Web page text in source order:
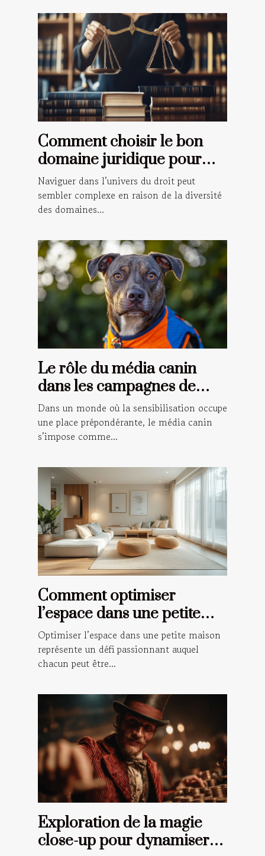
Comment choisir le bon
domaine juridique pour
votre situation ?
Naviguer dans l’univers du droit peut
sembler complexe en raison de la diversité
des domaines...
Le rôle du média canin
dans les campagnes de
sensibilisation
Dans un monde où la sensibilisation occupe
une place prépondérante, le média canin
s’impose comme...
Comment optimiser
l’espace dans une petite
maison ?
Optimiser l’espace dans une petite maison
représente un défi passionnant auquel
chacun peut être...
Exploration de la magie
close-up pour dynamiser